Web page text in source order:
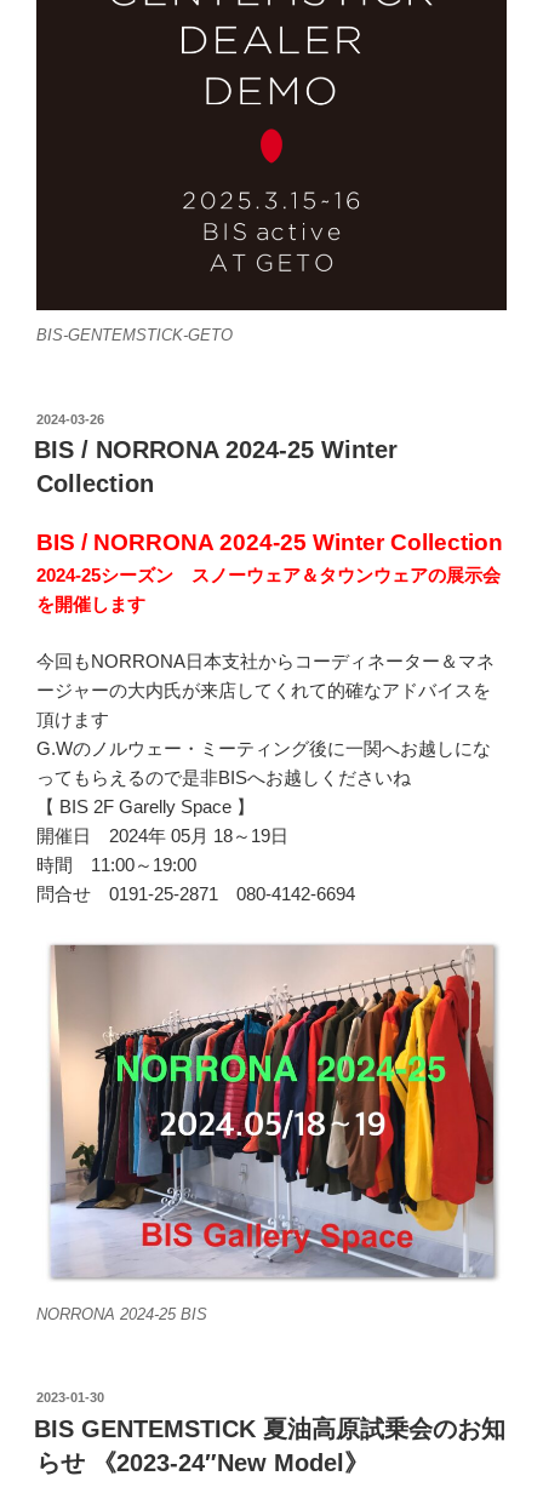
BIS-GENTEMSTICK-GETO
投
稿
日:
2024-03-26
BIS / NORRONA 2024-25 Winter
Collection
BIS / NORRONA 2024-25 Winter Collection
2024-25シーズン スノーウェア＆タウンウェアの展示会
を開催します
今回もNORRONA日本支社からコーディネーター＆マネ
ージャーの大内氏が来店してくれて的確なアドバイスを
頂けます
G.Wのノルウェー・ミーティング後に一関へお越しにな
ってもらえるので是非BISへお越しくださいね
【 BIS 2F Garelly Space 】
開催日 2024年 05月 18～19日
時間 11:00～19:00
問合せ 0191-25-2871 080-4142-6694
NORRONA 2024-25 BIS
投
稿
日:
2023-01-30
BIS GENTEMSTICK 夏油高原試乗会のお知
らせ 《2023-24″New Model》